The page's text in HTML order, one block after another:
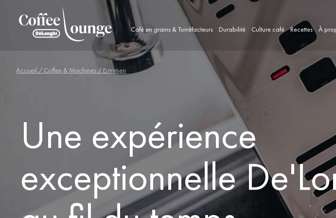
Café en grains & Torréfacteurs Durabilité Culture café Recettes À
Accueil / Coffee & Machines / Entretien
Une expérience
exceptionnelle